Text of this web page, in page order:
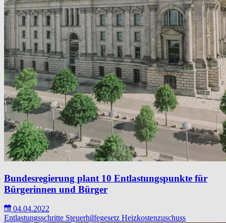
Bundesregierung plant 10 Entlastungspunkte für
Bürgerinnen und Bürger
04.04.2022
Entlastungsschritte Steuerhilfegesetz Heizkostenzuschuss